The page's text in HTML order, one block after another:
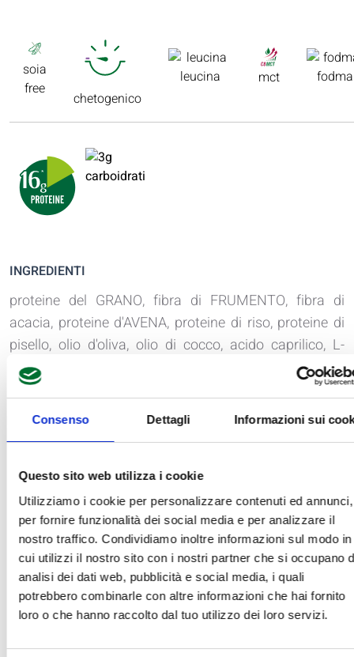
Consenso Dettagli Informazioni sui
Questo sito web utilizza i cookie
Utilizziamo i cookie per personalizzare contenuti ed annunci,
per fornire funzionalità dei social media e per analizzare il
nostro traffico. Condividiamo inoltre informazioni sul modo in
cui utilizzi il nostro sito con i nostri partner che si occupano
analisi dei dati web, pubblicità e social media, i quali
potrebbero combinarle con altre informazioni che hai fornito
loro o che hanno raccolto dal tuo utilizzo dei loro servizi.
soia
free
chetogenico
leucina mct
INGREDIENTI
proteine del GRANO, fibra di FRUMENTO, fibra di
acacia, proteine d'AVENA, proteine di riso, proteine di
pisello, olio d'oliva, olio di cocco, acido caprilico, L-
leucina, lievito naturale, sale iodato, emulsionante:
lecitina di girasole, e471 vegetale.
medi
Energia
264 Kcal
211 Kcal
1105 KJ
884 KJ
Grassi
12.00g
9.60g
- di cui acidi grassi saturi
Carboidrati
4.00g
3.20g
- di cui zuccheri
1.00g
Fibre
30.00g
24.00g
Proteine
20.00g
16.00g